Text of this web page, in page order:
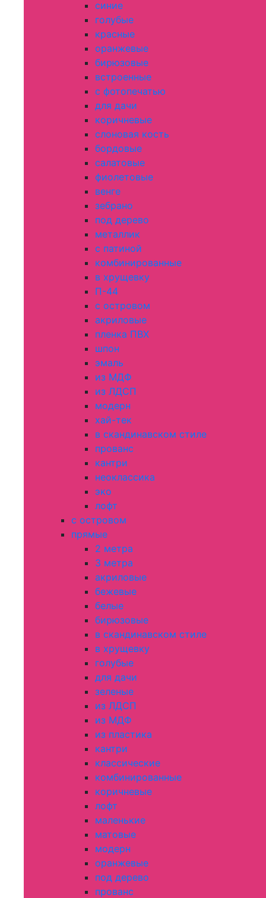
синие
голубые
красные
оранжевые
бирюзовые
встроенные
с фотопечатью
для дачи
коричневые
слоновая кость
бордовые
салатовые
фиолетовые
венге
зебрано
под дерево
металлик
с патиной
комбинированные
в хрущевку
П-44
с островом
акриловые
пленка ПВХ
шпон
эмаль
из МДФ
из ЛДСП
модерн
хай-тек
в скандинавском стиле
прованс
кантри
неоклассика
эко
лофт
с островом
прямые
2 метра
3 метра
акриловые
бежевые
белые
бирюзовые
в скандинавском стиле
в хрущевку
голубые
для дачи
зеленые
из ЛДСП
из МДФ
из пластика
кантри
классические
комбинированные
коричневые
лофт
маленькие
матовые
модерн
оранжевые
под дерево
прованс